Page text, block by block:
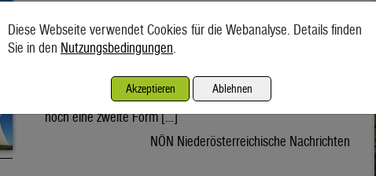
Solarthermie entlastet das Energiesystem. Dennoch steht sie
oft im Schatten der Photovoltaik. Die Hitzewelle der
beschert. Während dabei meist über die hohen Stromerträge
von Photovoltaikanlagen gesprochen wird, liefert die Sonne
noch eine zweite Form […]
NÖN Niederösterreichische Nachrichten
Diese Webseite verwendet Cookies für die Webanalyse. Details finden
Sie in den Nutzungsbedingungen
Akzeptieren Ablehnen